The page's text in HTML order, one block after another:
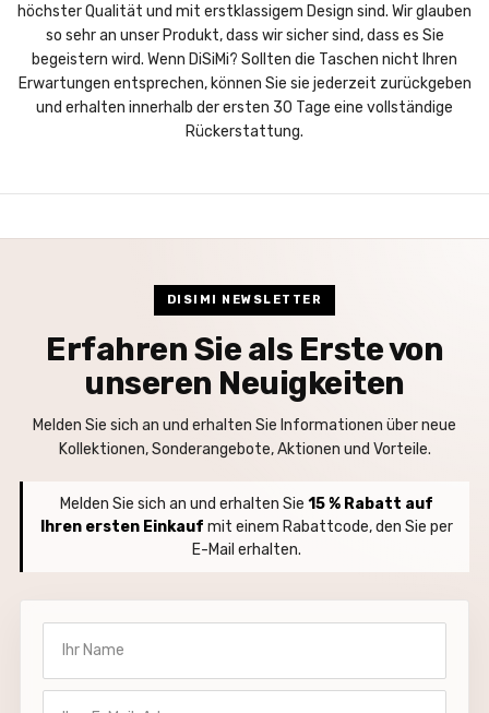
höchster Qualität und mit erstklassigem Design sind. Wir glauben
so sehr an unser Produkt, dass wir sicher sind, dass es Sie
begeistern wird. Wenn DiSiMi? Sollten die Taschen nicht Ihren
Erwartungen entsprechen, können Sie sie jederzeit zurückgeben
und erhalten innerhalb der ersten 30 Tage eine vollständige
Rückerstattung.
DISIMI NEWSLETTER
Erfahren Sie als Erste von
unseren Neuigkeiten
Melden Sie sich an und erhalten Sie Informationen über neue
Kollektionen, Sonderangebote, Aktionen und Vorteile.
Melden Sie sich an und erhalten Sie 15 % Rabatt auf
Ihren ersten Einkauf mit einem Rabattcode, den Sie per
E-Mail erhalten.